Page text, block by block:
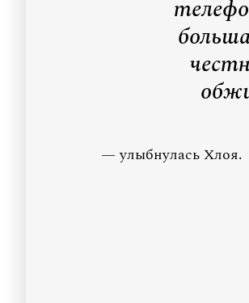
— улыбнулась Хлоя.